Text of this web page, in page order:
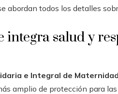
abordan todos los detalles
integra salud y
e Integral de Maternidad
amplio de protección para